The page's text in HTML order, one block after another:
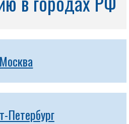
Москва
Петербург